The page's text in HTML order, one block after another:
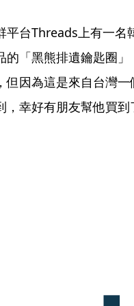
平台Threads上有一名
的「黑熊排遺鑰匙圈
但因為這是來自台灣
，幸好有朋友幫他買到